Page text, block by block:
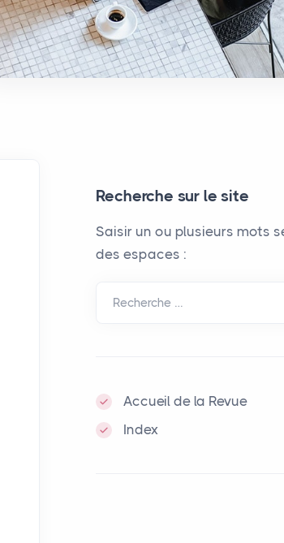
Recherche sur le site
Saisir un ou plusieurs mots
des espaces :
Recherche …
Accueil de la Revue
Index